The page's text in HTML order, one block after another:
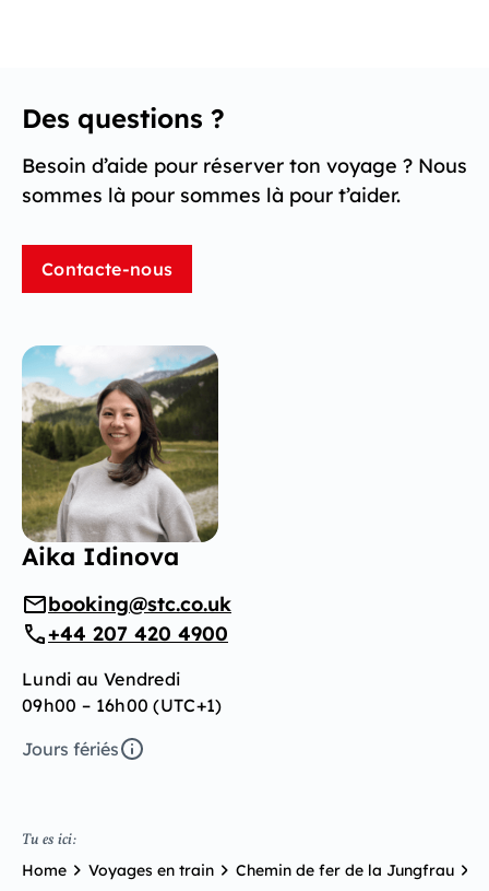
Des questions ?
Besoin d’aide pour réserver ton voyage ? Nous
sommes là pour sommes là pour t’aider.
Contacte-nous
Aika Idinova
booking@stc.co.uk
+44 207 420 4900
Lundi au Vendredi
09h00 – 16h00 (UTC+1)
Jours fériés
Tu es ici:
Home Voyages en train Chemin de fer de la Jungfrau